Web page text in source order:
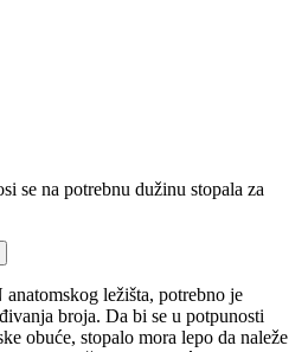
se na potrebnu dužinu stopala za
ležišta, potrebno je
broja. Da bi se u potpunosti
obuće, stopalo mora lepo da naleže